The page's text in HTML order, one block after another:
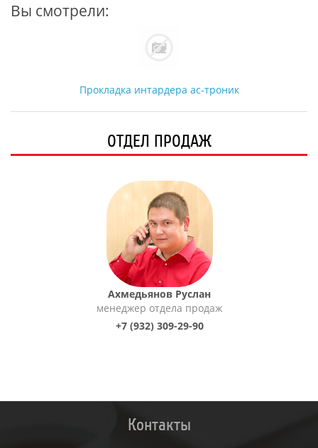
Вы смотрели:
Прокладка интардера ас-троник
ОТДЕЛ ПРОДАЖ
Ахмедьянов Руслан
менеджер отдела продаж
+7 (932) 309-29-90
Контакты